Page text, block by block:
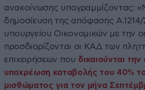
ανακοίνωσης υπογραμμίζοντας:
δημοσίευση της απόφασης Α.1214/
υπουργείου Οικονομικών με την
προσδιορίζονται οι ΚΑΔ των
επιχειρήσεων που δικαιούνται
υποχρέωση καταβολής του 40%
μισθώματος για τον μήνα